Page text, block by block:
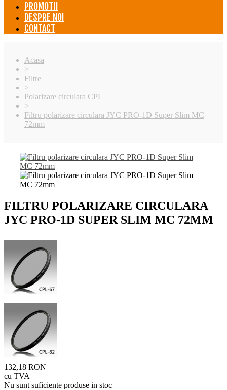
PROMOTII
DESPRE NOI
CONTACT
Acasa
>
Filtre
>
Polarizare circulara CPL
>
Filtru polarizare circulara JYC PRO-1D Super Slim MC
72mm
FILTRU POLARIZARE CIRCULARA
JYC PRO-1D SUPER SLIM MC 72MM
132,18 RON
cu TVA
Nu sunt suficiente produse in stoc